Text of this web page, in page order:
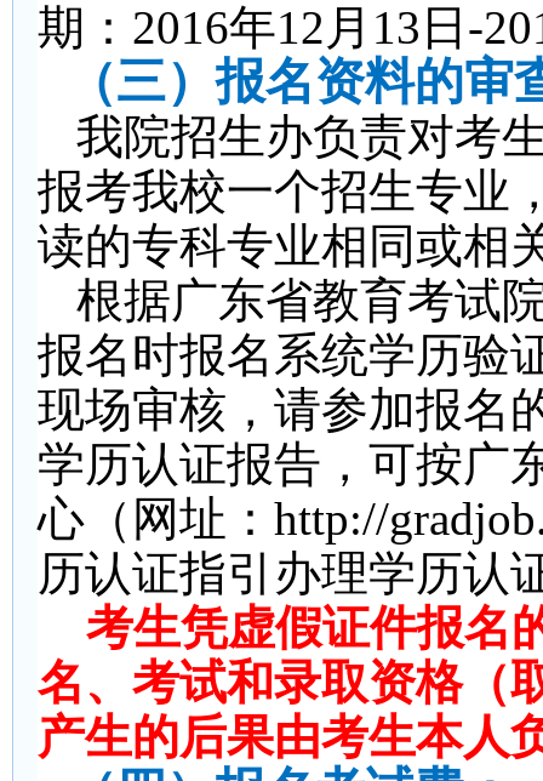
期：2016年12月13日-
（三）报名资料的审
我院招生办负责对考
报考我校一个招生专业
读的专科专业相同或相
根据广东省教育考试
报名时报名系统学历验
现场审核，请参加报名
学历认证报告，可按广
心（网址：http://
历认证指引办理学历认
考生凭虚假证件报名
名、考试和录取资格（
产生的后果由考生本人